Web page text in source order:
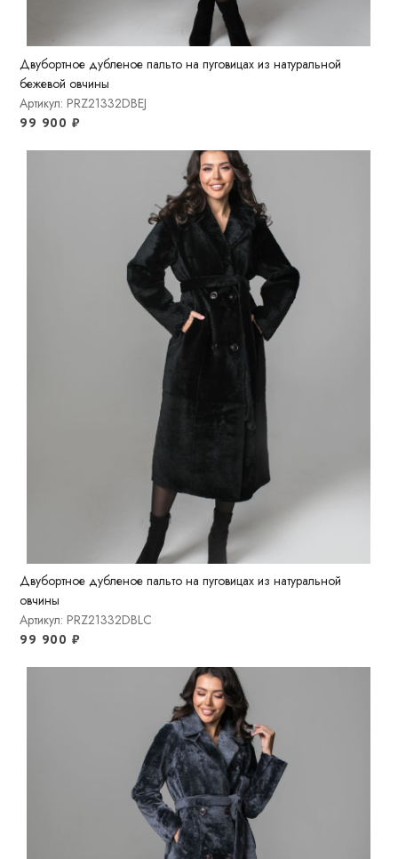
Двубортное дубленое пальто на пуговицах из натуральной
бежевой овчины
Артикул: PRZ21332DBEJ
99 900 ₽
Двубортное дубленое пальто на пуговицах из натуральной
овчины
Артикул: PRZ21332DBLC
99 900 ₽